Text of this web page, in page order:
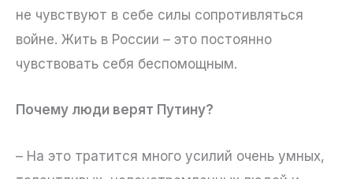
не чувствуют в себе силы сопротивляться
войне. Жить в России – это постоянно
чувствовать себя беспомощным.
Почему люди верят Путину?
– На это тратится много усилий очень умных,